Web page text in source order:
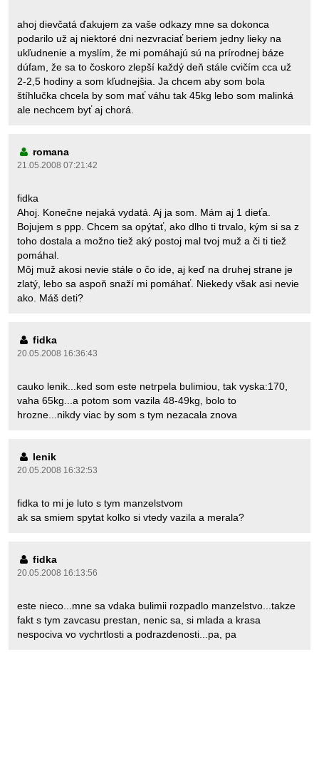
ahoj dievčatá ďakujem za vaše odkazy mne sa dokonca
podarilo už aj niektoré dni nezvraciať beriem jedny lieky na
ukľudnenie a myslím, že mi pomáhajú sú na prírodnej báze
dúfam, že sa to čoskoro zlepší každý deň stále cvičím cca už
2-2,5 hodiny a som kľudnejšia. Ja chcem aby som bola
štíhlučka chcela by som mať váhu tak 45kg lebo som malinká
ale nechcem byť aj chorá.
romana
21.05.2008 07:21:42
fidka
Ahoj. Konečne nejaká vydatá. Aj ja som. Mám aj 1 dieťa.
Bojujem s ppp. Chcem sa opýtať, ako dlho ti trvalo, kým si sa z
toho dostala a možno tiež aký postoj mal tvoj muž a či ti tiež
pomáhal.
Môj muž akosi nevie stále o čo ide, aj keď na druhej strane je
zlatý, lebo sa aspoň snaží mi pomáhať. Niekedy však asi nevie
ako. Máš deti?
fidka
20.05.2008 16:36:43
cauko lenik...ked som este netrpela bulimiou, tak vyska:170,
vaha 65kg...a potom som vazila 48-49kg, bolo to
hrozne...nikdy viac by som s tym nezacala znova
lenik
20.05.2008 16:32:53
fidka to mi je luto s tym manzelstvom
ak sa smiem spytat kolko si vtedy vazila a merala?
fidka
20.05.2008 16:13:56
este nieco...mne sa vdaka bulimii rozpadlo manzelstvo...takze
fakt s tym zavcasu prestan, nenic sa, si mlada a krasa
nespociva vo vychrtlosti a podrazdenosti...pa, pa